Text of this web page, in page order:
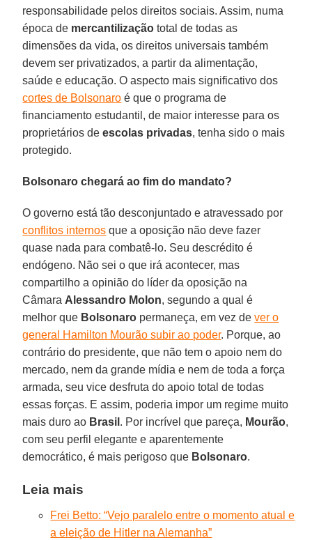
responsabilidade pelos direitos sociais. Assim, numa
época de mercantilização total de todas as
dimensões da vida, os direitos universais também
devem ser privatizados, a partir da alimentação,
saúde e educação. O aspecto mais significativo dos
cortes de Bolsonaro é que o programa de
financiamento estudantil, de maior interesse para os
proprietários deescolas privadas, tenha sido o mais
protegido.
Bolsonaro chegará ao fim do mandato?
O governo está tão desconjuntado e atravessado por
conflitos internos que a oposição não deve fazer
quase nada para combatê-lo. Seu descrédito é
endógeno. Não sei o que irá acontecer, mas
compartilho a opinião do líder da oposição na
Câmara Alessandro Molon, segundo a qual é
melhor que Bolsonaro permaneça, em vez dever o
general Hamilton Mourão subir ao poder. Porque, ao
contrário do presidente, que não tem o apoio nem do
mercado, nem da grande mídia e nem de toda a força
armada, seu vice desfruta do apoio total de todas
essas forças. E assim, poderia impor um regime muito
mais duro ao Brasil . Por incrível que pareça, Mourão,
com seu perfil elegante e aparentemente
democrático, é mais perigoso que Bolsonaro.
Leia mais
Frei Betto: “Vejo paralelo entre o momento atual e
a eleição de Hitler na Alemanha”